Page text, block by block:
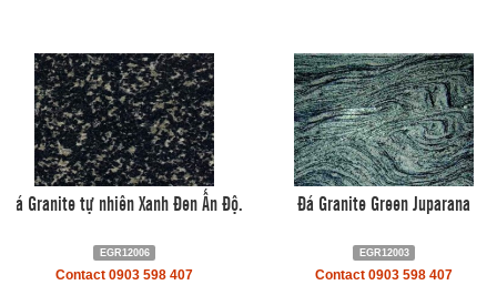
Đá Granite tự nhiên Xanh Đen Ấn Độ.
EGR12006
Contact 0903 598 407
Đá Granite Green Juparana
EGR12003
Contact 0903 598 407